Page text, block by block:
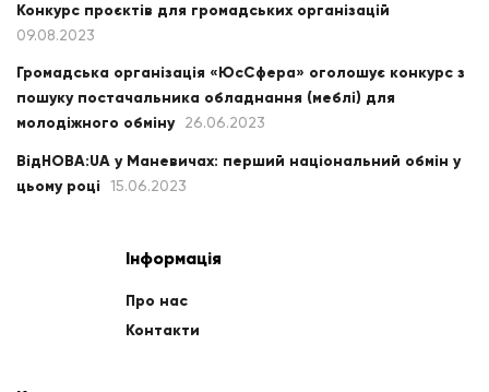
Конкурс проєктів для громадських організацій
09.08.2023
Громадська організація «ЮсСфера» оголошує конкурс з
пошуку постачальника обладнання (меблі) для
молодіжного обміну
26.06.2023
ВідНОВА:UA у Маневичах: перший національний обмін у
цьому році
15.06.2023
Інформація
Про нас
Контакти